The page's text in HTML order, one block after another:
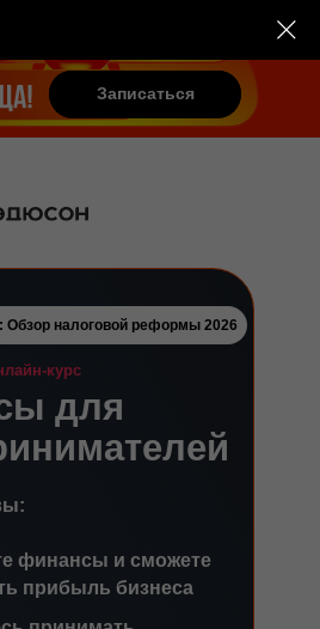
Записаться
Записаться
для
курс
финансы и сможете
прибыль бизнеса
Обзор налоговой реформы 2026